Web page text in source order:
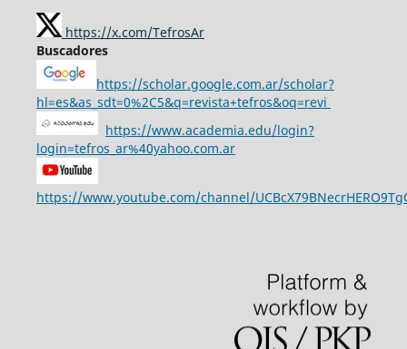
https://x.com/TefrosAr
Buscadores
https://scholar.google.com.ar/scholar?
hl=es&as_sdt=0%2C5&q=revista+tefros&oq=revi
https://www.academia.edu/login?
login=tefros_ar%40yahoo.com.ar
https://www.youtube.com/channel/